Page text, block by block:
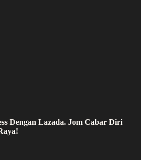
Dengan Lazada. Jom Cabar Diri